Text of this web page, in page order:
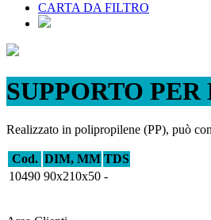
CARTA DA FILTRO
SUPPORTO
Realizzato in polipropilene (PP), può
Cod. DIM, MM TDS
10490 90x210x50 -